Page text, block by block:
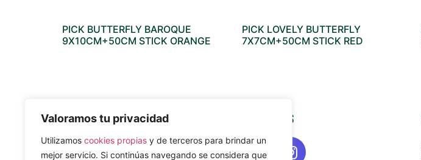
Valoramos tu privacidad
Utilizamos cookies propias y de terceros para brindar un
mejor servicio. Si continúas navegando se considera que
PICK BUTTERFLY BAROQUE
9X10CM+50CM STICK ORANGE
PICK LOVELY BUTTERFLY
7X7CM+50CM STICK RED
MAPA DEL SITIO
Nosotros
Sostenible
REDES SOCIALES